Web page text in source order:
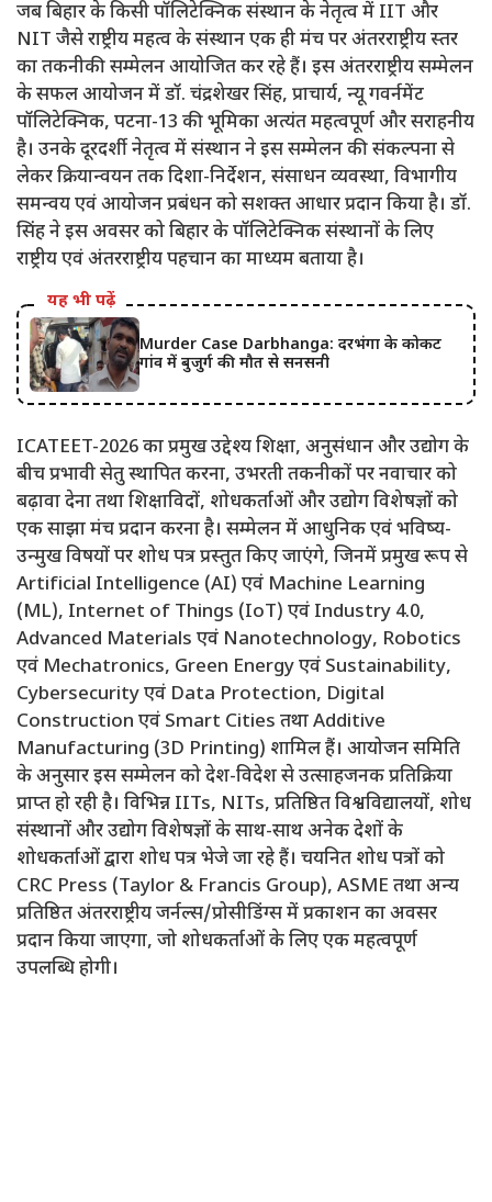
जब बिहार के किसी पॉलिटेक्निक संस्थान के नेतृत्व में IIT और
NIT जैसे राष्ट्रीय महत्व के संस्थान एक ही मंच पर अंतरराष्ट्रीय स्तर
का तकनीकी सम्मेलन आयोजित कर रहे हैं। इस अंतरराष्ट्रीय सम्मेलन
के सफल आयोजन में डॉ. चंद्रशेखर सिंह, प्राचार्य, न्यू गवर्नमेंट
पॉलिटेक्निक, पटना-13 की भूमिका अत्यंत महत्वपूर्ण और सराहनीय
है। उनके दूरदर्शी नेतृत्व में संस्थान ने इस सम्मेलन की संकल्पना से
लेकर क्रियान्वयन तक दिशा-निर्देशन, संसाधन व्यवस्था, विभागीय
समन्वय एवं आयोजन प्रबंधन को सशक्त आधार प्रदान किया है। डॉ.
सिंह ने इस अवसर को बिहार के पॉलिटेक्निक संस्थानों के लिए
राष्ट्रीय एवं अंतरराष्ट्रीय पहचान का माध्यम बताया है।
यह भी पढ़ें
Murder Case Darbhanga: दरभंगा के कोकट
गांव में बुजुर्ग की मौत से सनसनी
ICATEET-2026 का प्रमुख उद्देश्य शिक्षा, अनुसंधान और उद्योग के
बीच प्रभावी सेतु स्थापित करना, उभरती तकनीकों पर नवाचार को
बढ़ावा देना तथा शिक्षाविदों, शोधकर्ताओं और उद्योग विशेषज्ञों को
एक साझा मंच प्रदान करना है। सम्मेलन में आधुनिक एवं भविष्य-
उन्मुख विषयों पर शोध पत्र प्रस्तुत किए जाएंगे, जिनमें प्रमुख रूप से
Artificial Intelligence (AI) एवं Machine Learning
(ML), Internet of Things (IoT) एवं Industry 4.0,
Advanced Materials एवं Nanotechnology, Robotics
एवं Mechatronics, Green Energy एवं Sustainability,
Cybersecurity एवं Data Protection, Digital
Construction एवं Smart Cities तथा Additive
Manufacturing (3D Printing) शामिल हैं। आयोजन समिति
के अनुसार इस सम्मेलन को देश-विदेश से उत्साहजनक प्रतिक्रिया
प्राप्त हो रही है। विभिन्न IITs, NITs, प्रतिष्ठित विश्वविद्यालयों, शोध
संस्थानों और उद्योग विशेषज्ञों के साथ-साथ अनेक देशों के
शोधकर्ताओं द्वारा शोध पत्र भेजे जा रहे हैं। चयनित शोध पत्रों को
CRC Press (Taylor & Francis Group), ASME तथा अन्य
प्रतिष्ठित अंतरराष्ट्रीय जर्नल्स/प्रोसीडिंग्स में प्रकाशन का अवसर
प्रदान किया जाएगा, जो शोधकर्ताओं के लिए एक महत्वपूर्ण
उपलब्धि होगी।